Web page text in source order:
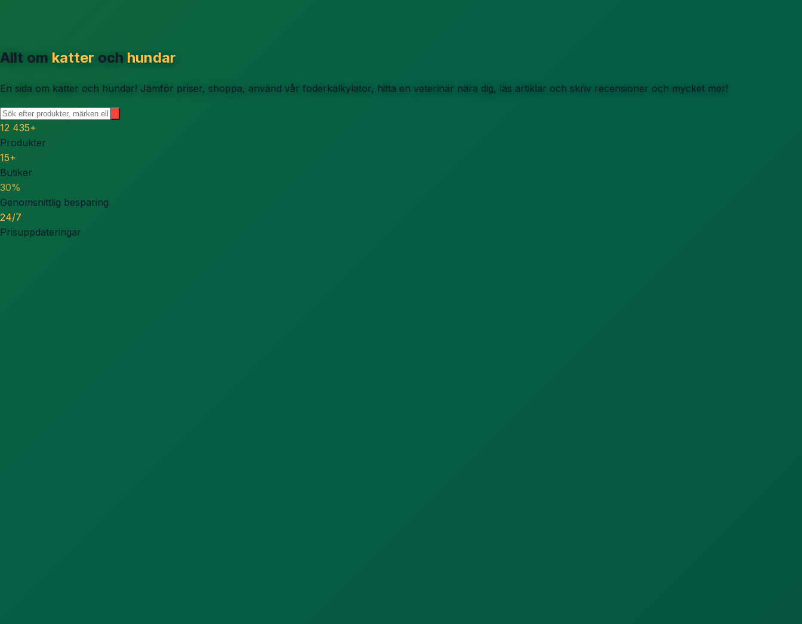
Allt om katter och hundar
En sida om katter och hundar! Jämför priser, shoppa, använd vår foderkalkylator, hitta en veterinär nära dig, läs artiklar och skriv recensioner och mycket mer!
12 435+
Produkter
15+
Butiker
30%
Genomsnittlig besparing
24/7
Prisuppdateringar